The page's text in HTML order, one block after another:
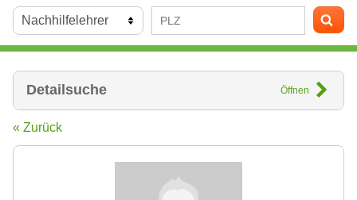
Detailsuche Öffnen
« Zurück